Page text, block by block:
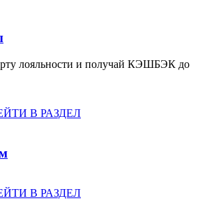
лояльности и получай КЭШБЭК до
В РАЗДЕЛ
В РАЗДЕЛ